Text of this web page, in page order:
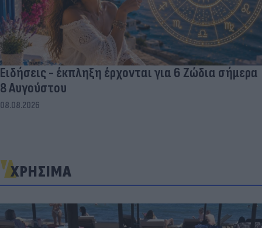
Ειδήσεις - έκπληξη έρχονται για 6 Ζώδια σήμερα
8 Αυγούστου
08.08.2026
ΧΡΗΣΙΜΑ